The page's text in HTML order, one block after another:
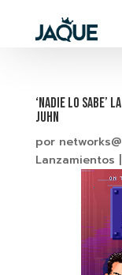
‘NADIE LO SABE’
JUHN
por
Lanzamientos